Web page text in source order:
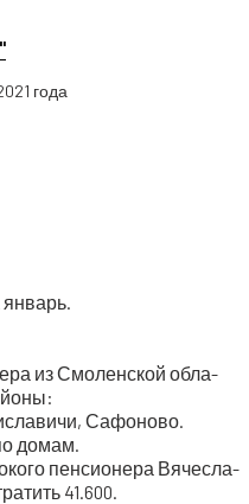
года
из Смо­лен­ской обла­
Сафоново.
домам.
пен­си­о­не­ра Вяче­сла­
41.600.